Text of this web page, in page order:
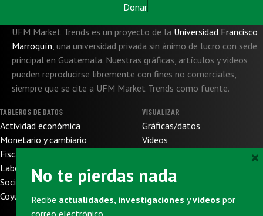
Donar
UFM Market Trends es un proyecto de la Universidad Francisco
Marroquín, una universidad privada sin ánimo de lucro con sede
principal en Guatemala. Nuestras gráficas, artículos y videos
pueden reproducirse libremente con fines no comerciales,
siempre que se cite a UFM Market Trends como fuente.
TABLEROS DE DATOS
Actividad económica
Monetario y cambiario
Fiscal y de presupuesto
Laboral
Socioeconómico
Coyuntura internacional
VISUALIZAR
Gráficas/datos
Videos
Sobre nosotros
Donaciones
No te pierdas nada
Recibe actualidades, investigaciones yvideos por
correo electrónico.
×